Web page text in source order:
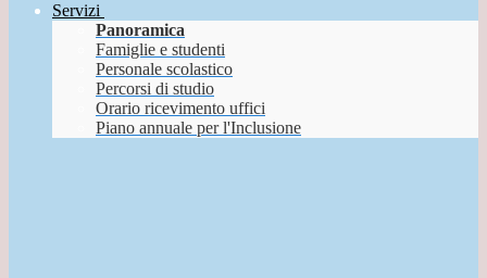
Servizi
Panoramica
Famiglie e studenti
Personale scolastico
Percorsi di studio
Orario ricevimento uffici
Piano annuale per l'Inclusione